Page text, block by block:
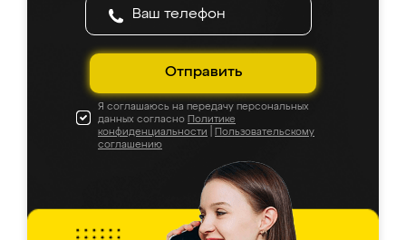
Отправить
Я соглашаюсь на передачу персональных
данных согласно Политике
конфиденциальности
Пользовательскому
соглашению